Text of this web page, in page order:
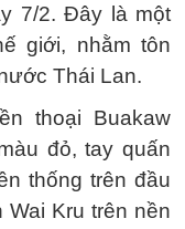
7/2. Đây là một
giới, nhằm tôn
Thái Lan.
thoại Buakaw
đỏ, tay quấn
thống trên đầu
Kru trên nền